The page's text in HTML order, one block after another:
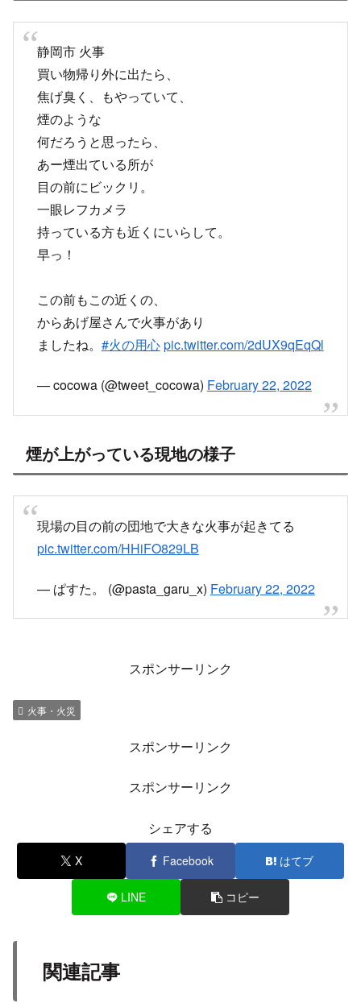
静岡市 火事
買い物帰り外に出たら、
焦げ臭く、もやっていて、
煙のような
何だろうと思ったら、
あー煙出ている所が
目の前にビックリ。
一眼レフカメラ
持っている方も近くにいらして。
早っ！
この前もこの近くの、
からあげ屋さんで火事があり
ましたね。 #火の用心pic.twitter.com/2dUX9qEqQl
— cocowa (@tweet_cocowa) February 22, 2022
煙が上がっている現地の様子
現場の目の前の団地で大きな火事が起きてる
pic.twitter.com/HHiFO829LB
— ぱすた。 (@pasta_garu_x) February 22, 2022
スポンサーリンク
火事・火災
スポンサーリンク
スポンサーリンク
シェアする
X Facebook はてブ
LINE コピー
関連記事